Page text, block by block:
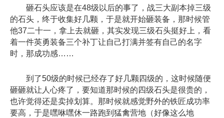
砸石头应该是在48级以后的事了，战三大副本掉三级
的石头，终于收集好几颗，于是就开始砸装备，那时候管
他37二十一，拿上去就砸，其实发现三级石头挺好上，看
着一件英勇装备三个补丁让自己打满并签有自己的名字
时，那成功感……
到了50级的时候已经存了好几颗四级的，这时候随便
砸砸就让人心疼了，要知道那时候的四级石头是很贵的，
也许觉得还是卖掉划算。那时候就感觉野外的铁匠成功率
要高，于是嘿咻嘿休一路跑到猛禽营地（好像这么地